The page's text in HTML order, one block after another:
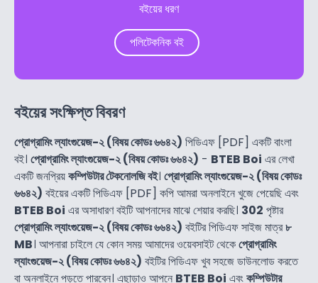
বইয়ের ধরণ
পলিটেকনিক বই
বইয়ের সংক্ষিপ্ত বিবরণ
প্রোগ্রামিং ল্যাংগুয়েজ-২ (বিষয় কোডঃ ৬৬৪২) পিডিএফ [PDF] একটি বাংলা
বই। প্রোগ্রামিং ল্যাংগুয়েজ-২ (বিষয় কোডঃ ৬৬৪২) - BTEB Boi এর লেখা
একটি জনপ্রিয়কম্পিউটার টেকনোলজি বই। প্রোগ্রামিং ল্যাংগুয়েজ-২ (বিষয় কোডঃ
৬৬৪২) বইয়ের একটি পিডিএফ [PDF] কপি আমরা অনলাইনে খুজে পেয়েছি এবং
BTEB Boi এর অসাধারণ বইটি আপনাদের মাঝে শেয়ার করছি। 302 পৃষ্টার
প্রোগ্রামিং ল্যাংগুয়েজ-২ (বিষয় কোডঃ ৬৬৪২) বইটির পিডিএফ সাইজ মাত্র৮
MB। আপনারা চাইলে যে কোন সময় আমাদের ওয়েবসাইট থেকেপ্রোগ্রামিং
ল্যাংগুয়েজ-২ (বিষয় কোডঃ ৬৬৪২) বইটির পিডিএফ খুব সহজে ডাউনলোড করতে
বা অনলাইনে পড়তে পারবেন। এছাড়াও আপনে BTEB Boi এবংকম্পিউটার